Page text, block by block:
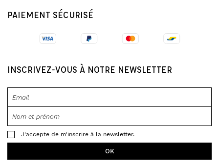
PAIEMENT SÉCURISÉ
INSCRIVEZ-VOUS À NOTRE NEWSLETTER
J'accepte de m'inscrire à la newsletter.